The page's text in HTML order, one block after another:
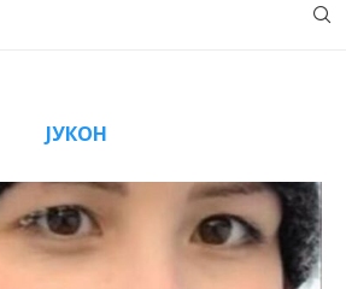
ЈУКОН